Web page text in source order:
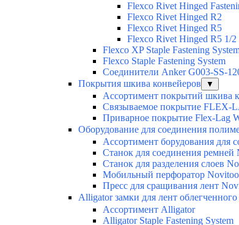
Flexco Rivet Hinged
Flexco Rivet Hinged R2
Flexco Rivet Hinged R5
Flexco Rivet Hinged R5 1/2
Flexco XP Staple Fastening
Flexco Staple Fastening System
Соединители Anker G003-SS-
Покрытия шкива конвейеров
▼
Ассортимент покрытий шкива
Связываемое покрытие FLEX-
Приварное покрытие Flex-Lag
Оборудование для соединения
Ассортимент борудования для
Станок для соединения ремней
Станок для разделения слоев
Мобильный перфоратор
Пресс для сращивания лент
Alligator замки для лент
Ассортимент Alligator
Alligator Staple Fastening System